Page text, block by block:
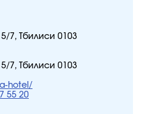
7, Тбилиси 0103
7, Тбилиси 0103
hotel/
55 20